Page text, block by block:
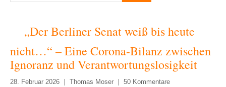
„Der Berliner Senat weiß bis heute
nicht…“ – Eine Corona-Bilanz zwischen
Ignoranz und Verantwortungslosigkeit
28. Februar 2026 Thomas Moser 50 Kommentare